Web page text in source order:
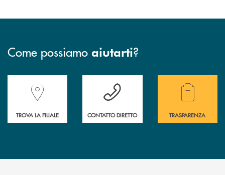
Come possiamo aiutarti?
Accedi all' elenco completo delle filiali della Banca.
TROVA LA FILIALE
Hai bisogno di assistenza immediata?
CONTATTO DIRETTO
Hai bisogno di
TRASPARENZA